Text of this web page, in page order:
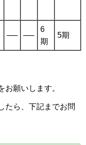
── ──
6
期
5期
願いします。
たら、下記までお問